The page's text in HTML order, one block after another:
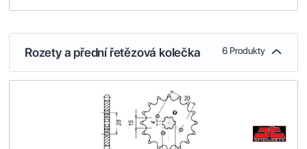
Rozety a přední řetězová kolečka 6 Produkty